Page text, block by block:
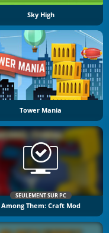
Sky High
Tower Mania
SEULEMENT SUR PC
Among Them: Craft Mod